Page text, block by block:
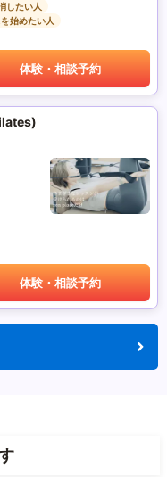
したい人
始めたい人
体験・相談予約
体験・相談予約